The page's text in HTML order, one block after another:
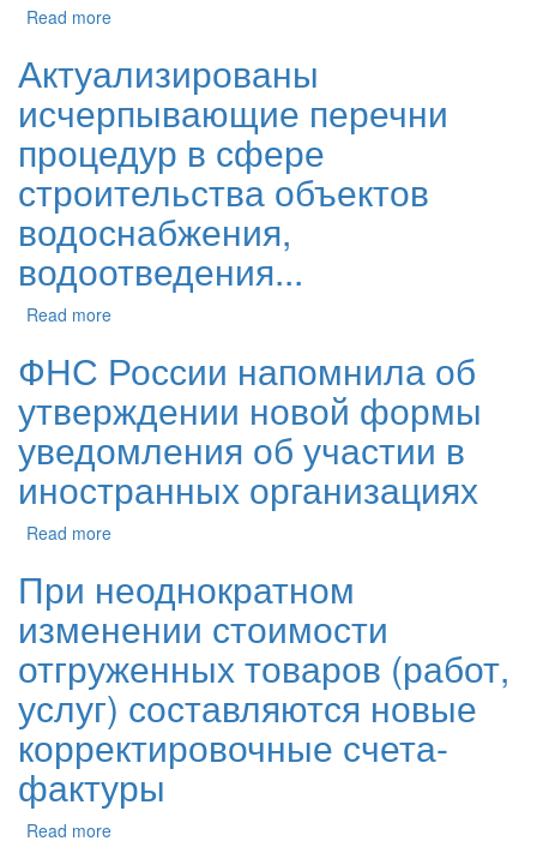
Read more
Актуализированы
исчерпывающие перечни
процедур в сфере
строительства объектов
водоснабжения,
водоотведения...
Read more
ФНС России напомнила об
утверждении новой формы
уведомления об участии в
иностранных организациях
Read more
При неоднократном
изменении стоимости
отгруженных товаров (работ,
услуг) составляются новые
корректировочные счета-
фактуры
Read more